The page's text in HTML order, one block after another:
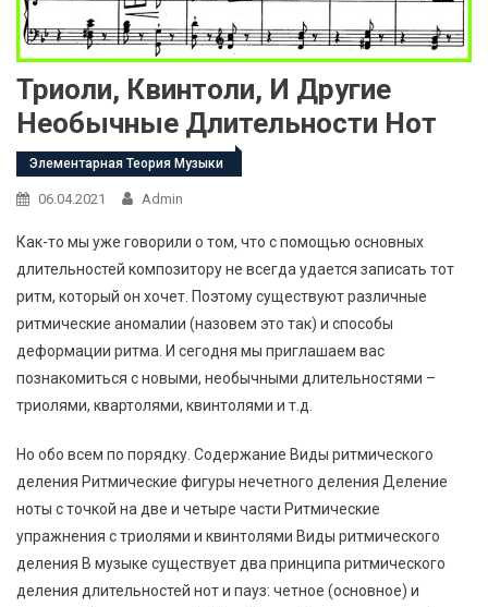
Триоли, Квинтоли, И Другие
Необычные Длительности Нот
Элементарная Теория Музыки
06.04.2021 Admin
Как-то мы уже говорили о том, что с помощью основных
длительностей композитору не всегда удается записать тот
ритм, который он хочет. Поэтому существуют различные
ритмические аномалии (назовем это так) и способы
деформации ритма. И сегодня мы приглашаем вас
познакомиться с новыми, необычными длительностями –
триолями, квартолями, квинтолями и т.д.
Но обо всем по порядку. Содержание Виды ритмического
деления Ритмические фигуры нечетного деления Деление
ноты с точкой на две и четыре части Ритмические
упражнения с триолями и квинтолями Виды ритмического
деления В музыке существует два принципа ритмического
деления длительностей нот и пауз: четное (основное) и